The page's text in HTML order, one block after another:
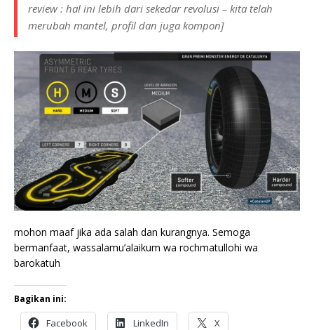
review : hal ini lebih dari sekedar revolusi – kita telah
merubah mantel, profil dan juga kompon]
mohon maaf jika ada salah dan kurangnya. Semoga
bermanfaat, wassalamu’alaikum wa rochmatullohi wa
barokatuh
Bagikan ini:
Facebook LinkedIn X